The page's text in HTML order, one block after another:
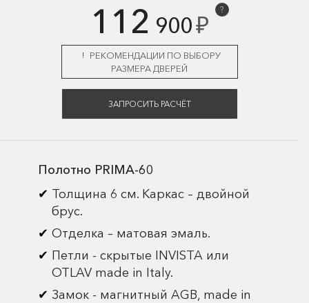
112 900₽
?
РЕКОМЕНДАЦИИ ПО ВЫБОРУ
РАЗМЕРА ДВЕРЕЙ
ЗАПРОСИТЬ РАСЧЁТ
Полотно PRIMA-60
Толщина 6 см. Каркас – двойной
брус.
Отделка – матовая эмаль.
Петли - скрытые INVISTA или
OTLAV made in Italy.
Замок - магнитный AGB, made in